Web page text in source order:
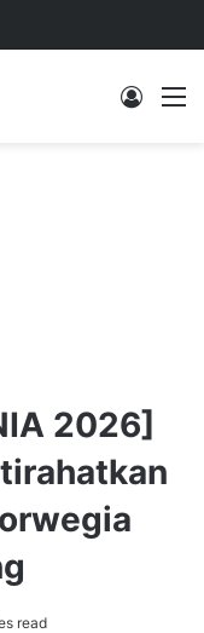
Log In
2026]
read